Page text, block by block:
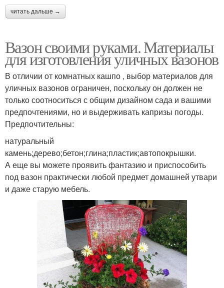
читать дальше →
Вазон своими руками. Материалы
для изготовления уличных вазонов
В отличии от комнатных кашпо , выбор материалов для
уличных вазонов ограничен, поскольку он должен не
только соотноситься с общим дизайном сада и вашими
предпочтениями, но и выдерживать капризы погоды.
Предпочтительны:
натуральный
камень;дерево;бетон;глина;пластик;автопокрышки.
А еще вы можете проявить фантазию и приспособить
под вазон практически любой предмет домашней утвари
и даже старую мебель.